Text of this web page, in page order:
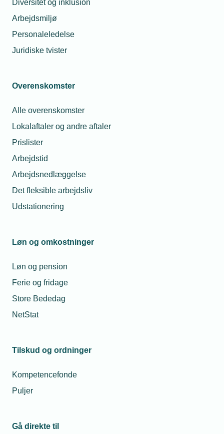
Diversitet og inklusion
Arbejdsmiljø
Personaleledelse
Juridiske tvister
Overenskomster
Alle overenskomster
Lokalaftaler og andre aftaler
Prislister
Arbejdstid
Arbejdsnedlæggelse
Det fleksible arbejdsliv
Udstationering
Løn og omkostninger
Løn og pension
Ferie og fridage
Store Bededag
NetStat
Tilskud og ordninger
Kompetencefonde
Puljer
Gå direkte til
Har du spørgsmål til din
brugerprofil?
Du er altid velkommen til at kontakte
os.
Telefon:43 43 60 00
Mandag til torsdag fra kl. 08:00 til 16:00
Fredag fra kl. 08:00 til 15:00
tekniq@tekniq.dk